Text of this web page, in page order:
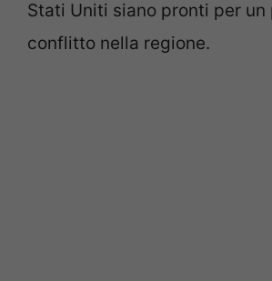
Stati Uniti siano pronti per un
conflitto nella regione.